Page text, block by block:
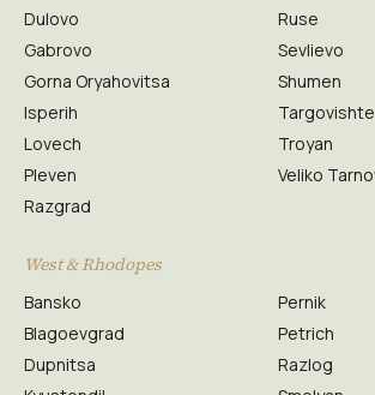
Dulovo
Gabrovo
Gorna Oryahovitsa
Isperih
Lovech
Pleven
Razgrad
Ruse
Sevlievo
Shumen
Targovishte
Troyan
Veliko
West & Rhodopes
Bansko
Blagoevgrad
Dupnitsa
Pernik
Petrich
Razlog